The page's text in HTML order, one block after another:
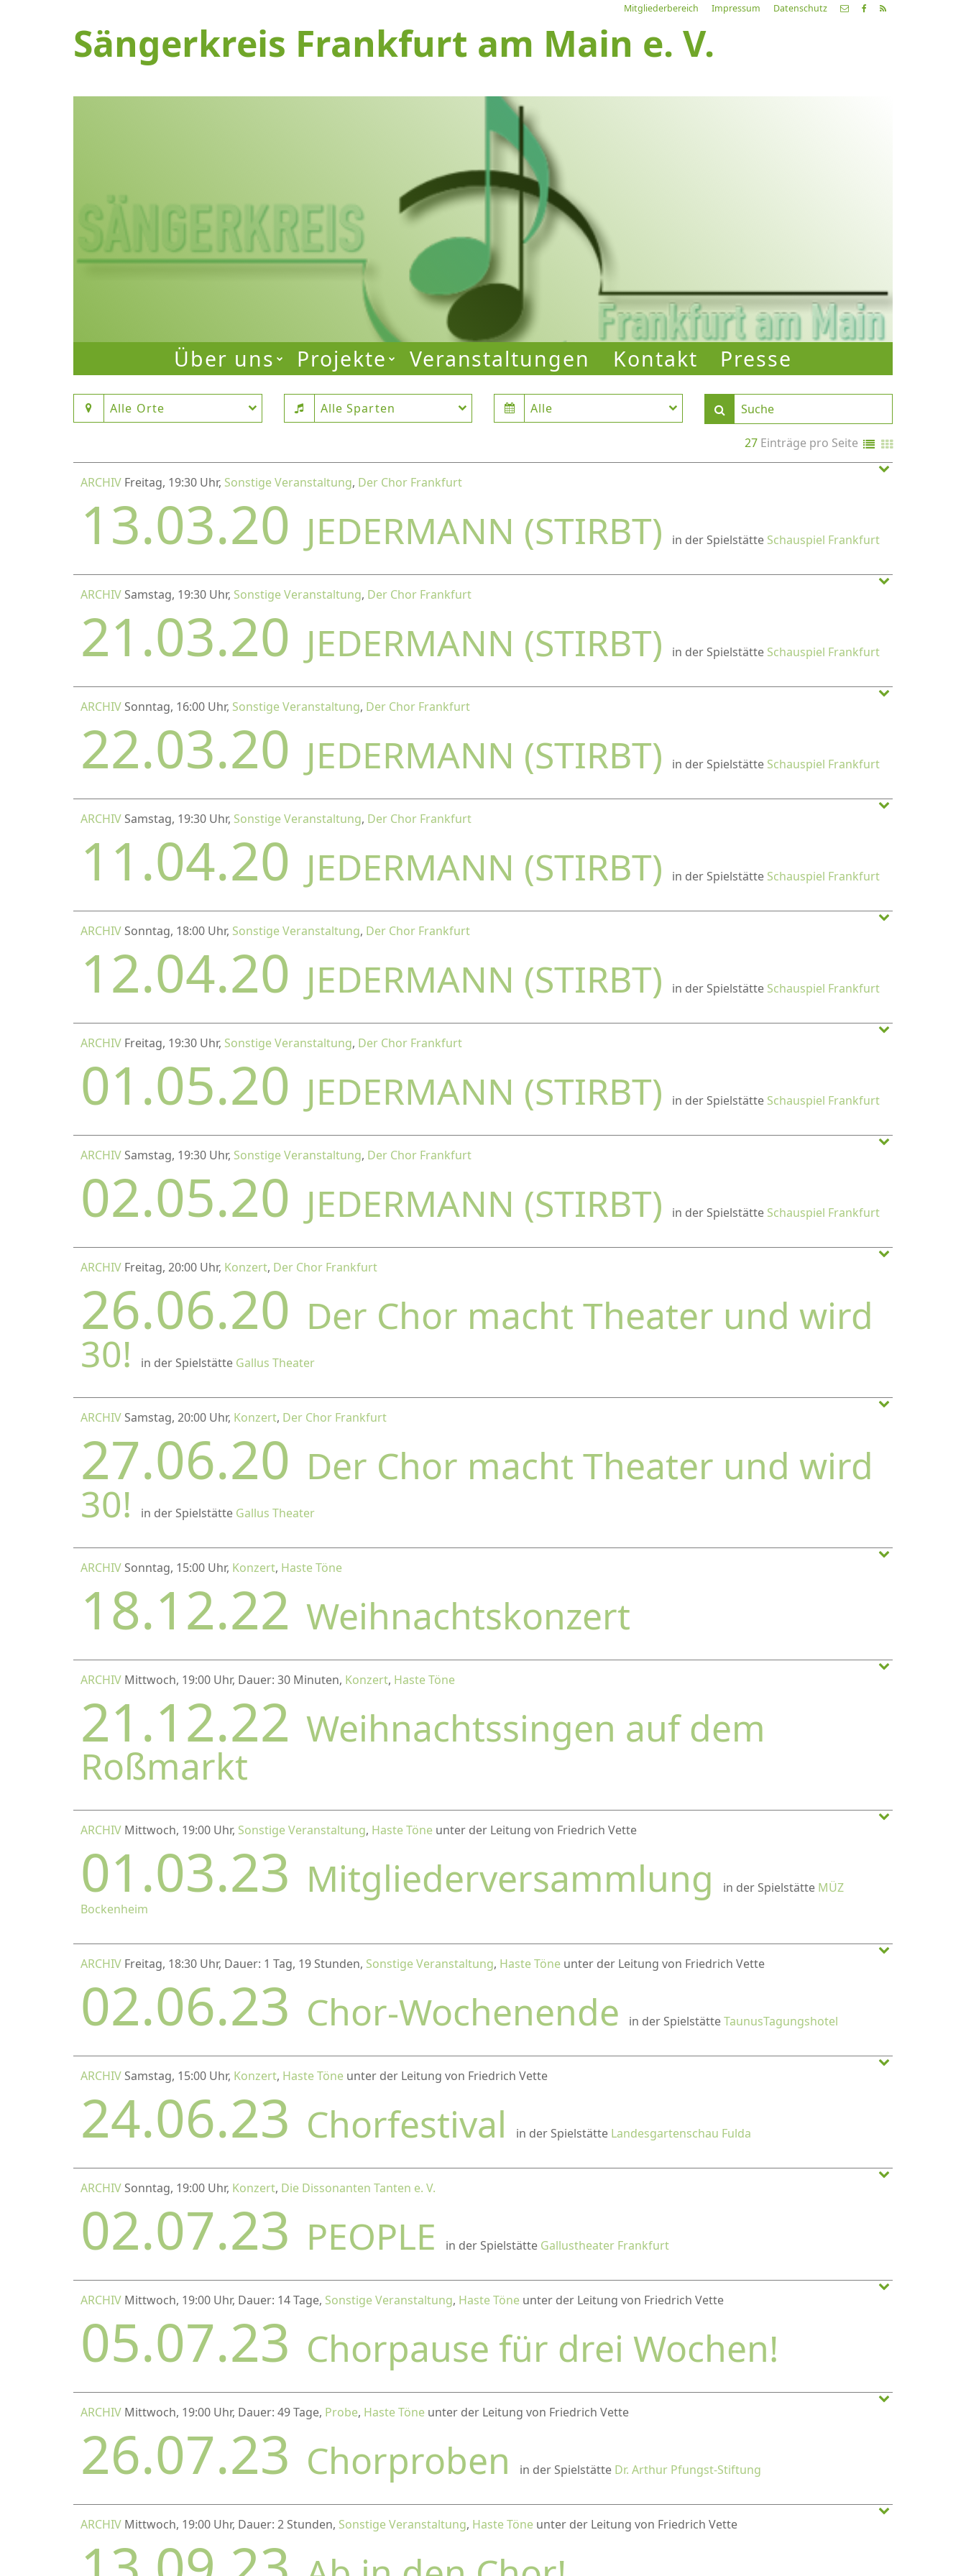
Mitgliederbereich Impressum Datenschutz
Sängerkreis Frankfurt am Main e. V.
Letzte Alle
Über uns Projekte Veranstaltungen Kontakt Presse
Alle Orte Alle Sparten Alle
27 Einträge pro Seite
ARCHIV Freitag, 19:30 Uhr, Sonstige Veranstaltung, Der Chor Frankfurt
13.03.20 JEDERMANN (STIRBT) in der Spielstätte Schauspiel Frankfurt
ARCHIVSamstag, 19:30 Uhr, Sonstige Veranstaltung, Der Chor Frankfurt
21.03.20 JEDERMANN (STIRBT) in der Spielstätte Schauspiel Frankfurt
ARCHIVSonntag, 16:00 Uhr, Sonstige Veranstaltung, Der Chor Frankfurt
22.03.20 JEDERMANN (STIRBT) in der Spielstätte Schauspiel Frankfurt
ARCHIVSamstag, 19:30 Uhr, Sonstige Veranstaltung, Der Chor Frankfurt
11.04.20 JEDERMANN (STIRBT) in der Spielstätte Schauspiel Frankfurt
ARCHIVSonntag, 18:00 Uhr, Sonstige Veranstaltung, Der Chor Frankfurt
12.04.20 JEDERMANN (STIRBT) in der Spielstätte Schauspiel Frankfurt
ARCHIV Freitag, 19:30 Uhr, Sonstige Veranstaltung, Der Chor Frankfurt
01.05.20 JEDERMANN (STIRBT) in der Spielstätte Schauspiel Frankfurt
ARCHIVSamstag, 19:30 Uhr, Sonstige Veranstaltung, Der Chor Frankfurt
02.05.20 JEDERMANN (STIRBT) in der Spielstätte Schauspiel Frankfurt
ARCHIV Freitag, 20:00 Uhr, Konzert, Der Chor Frankfurt
26.06.20 Der Chor macht Theater und wird
30! in der Spielstätte Gallus Theater
ARCHIVSamstag, 20:00 Uhr, Konzert, Der Chor Frankfurt
27.06.20 Der Chor macht Theater und wird
30! in der Spielstätte Gallus Theater
ARCHIVSonntag, 15:00 Uhr, Konzert, Haste Töne
18.12.22 Weihnachtskonzert
ARCHIV Mittwoch, 19:00 Uhr, Dauer: 30 Minuten, Konzert, Haste Töne
21.12.22 Weihnachtssingen auf dem
Roßmarkt
ARCHIV Mittwoch, 19:00 Uhr, Sonstige Veranstaltung, Haste Töne unter der Leitung von Friedrich Vette
01.03.23 Mitgliederversammlung in der Spielstätte MÜZ
Bockenheim
ARCHIV Freitag, 18:30 Uhr, Dauer: 1 Tag, 19 Stunden, Sonstige Veranstaltung, Haste Töne unter der Leitung von Friedrich Vette
02.06.23 Chor-Wochenende in der SpielstätteTaunusTagungshotel
ARCHIVSamstag, 15:00 Uhr, Konzert, Haste Töne unter der Leitung von Friedrich Vette
24.06.23 Chorfestival in der Spielstätte Landesgartenschau Fulda
ARCHIVSonntag, 19:00 Uhr, Konzert, Die Dissonanten Tanten e. V.
02.07.23 PEOPLE in der Spielstätte Gallustheater Frankfurt
ARCHIV Mittwoch, 19:00 Uhr, Dauer: 14 Tage, Sonstige Veranstaltung, Haste Töne unter der Leitung von Friedrich Vette
05.07.23 Chorpause für drei Wochen!
ARCHIV Mittwoch, 19:00 Uhr, Dauer: 49 Tage, Probe, Haste Töne unter der Leitung von Friedrich Vette
26.07.23 Chorproben in der Spielstätte Dr. Arthur Pfungst-Stiftung
ARCHIV Mittwoch, 19:00 Uhr, Dauer: 2 Stunden, Sonstige Veranstaltung, Haste Töne unter der Leitung von Friedrich Vette